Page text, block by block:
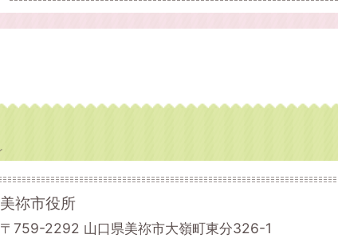
美祢市役所
〒759-2292 山口県美祢市大嶺町東分326-1